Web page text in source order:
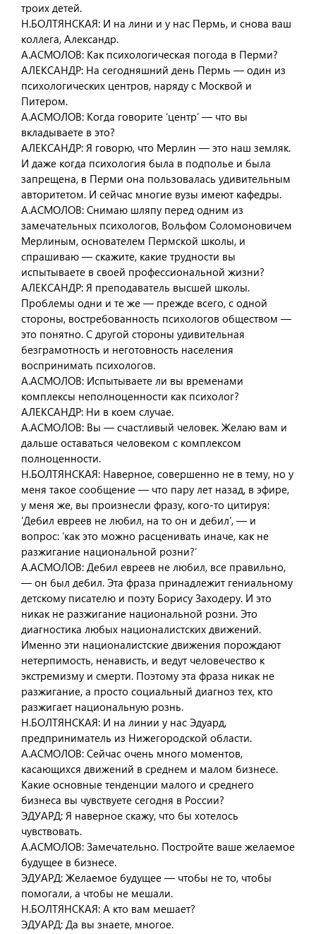
троих детей.
Н.БОЛТЯНСКАЯ: И на лини и у нас Пермь, и снова ваш
коллега, Александр.
А.АСМОЛОВ: Как психологическая погода в Перми?
АЛЕКСАНДР: На сегодняшний день Пермь — один из
психологических центров, наряду с Москвой и
Питером.
А.АСМОЛОВ: Когда говорите ‘центр’ — что вы
вкладываете в это?
АЛЕКСАНДР: Я говорю, что Мерлин — это наш земляк.
И даже когда психология была в подполье и была
запрещена, в Перми она пользовалась удивительным
авторитетом. И сейчас многие вузы имеют кафедры.
А.АСМОЛОВ: Снимаю шляпу перед одним из
замечательных психологов, Вольфом Соломоновичем
Мерлиным, основателем Пермской школы, и
спрашиваю — скажите, какие трудности вы
испытываете в своей профессиональной жизни?
АЛЕКСАНДР: Я преподаватель высшей школы.
Проблемы одни и те же — прежде всего, с одной
стороны, востребованность психологов обществом —
это понятно. С другой стороны удивительная
безграмотность и неготовность населения
воспринимать психологов.
А.АСМОЛОВ: Испытываете ли вы временами
комплексы неполноценности как психолог?
АЛЕКСАНДР: Ни в коем случае.
А.АСМОЛОВ: Вы — счастливый человек. Желаю вам и
дальше оставаться человеком с комплексом
полноценности.
Н.БОЛТЯНСКАЯ: Наверное, совершенно не в тему, но у
меня такое сообщение — что пару лет назад, в эфире,
у меня же, вы произнесли фразу, кого-то цитируя:
‘Дебил евреев не любил, на то он и дебил’, — и
вопрос: ‘как это можно расценивать иначе, как не
разжигание национальной розни?’
А.АСМОЛОВ: Дебил евреев не любил, все правильно,
— он был дебил. Эта фраза принадлежит гениальному
детскому писателю и поэту Борису Заходеру. И это
никак не разжигание национальной розни. Это
диагностика любых националистских движений.
Именно эти националистские движения порождают
нетерпимость, ненависть, и ведут человечество к
экстремизму и смерти. Поэтому эта фраза никак не
разжигание, а просто социальный диагноз тех, кто
разжигает национальную рознь.
Н.БОЛТЯНСКАЯ: И на линии у нас Эдуард,
предприниматель из Нижегородской области.
А.АСМОЛОВ: Сейчас очень много моментов,
касающихся движений в среднем и малом бизнесе.
Какие основные тенденции малого и среднего
бизнеса вы чувствуете сегодня в России?
ЭДУАРД: Я наверное скажу, что бы хотелось
чувствовать.
А.АСМОЛОВ: Замечательно. Постройте ваше желаемое
будущее в бизнесе.
ЭДУАРД: Желаемое будущее — чтобы не то, чтобы
помогали, а чтобы не мешали.
Н.БОЛТЯНСКАЯ: А кто вам мешает?
ЭДУАРД: Да вы знаете, многое.